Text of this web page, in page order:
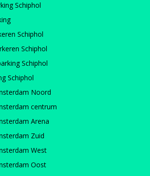
Schiphol
Schiphol
Schiphol
Schiphol
Schiphol
Noord
centrum
Arena
Zuid
West
Oost